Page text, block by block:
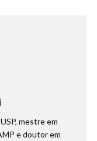
mestre em
e doutor em